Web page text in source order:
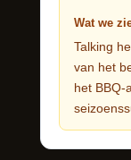
Wat we
Talking
van het
het BBQ-